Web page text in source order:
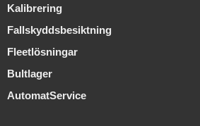
Kalibrering
Fallskyddsbesiktning
Fleetlösningar
Bultlager
AutomatService